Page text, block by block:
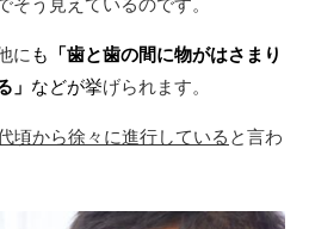
そう見えているのです。
に も 「歯と歯の間に物がはさまり
」 などが挙げられます。
頃から徐々に進行している と言わ